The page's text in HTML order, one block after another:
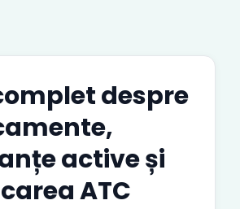
despre
active și
ATC